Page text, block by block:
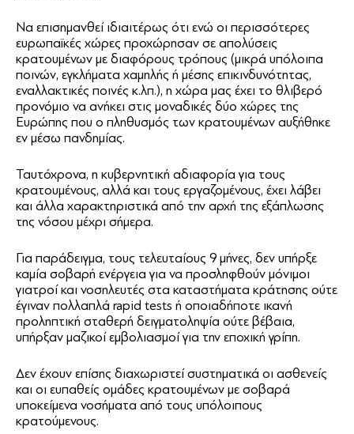
Να επισημανθεί ιδιαιτέρως ότι ενώ οι περισσότερες
ευρωπαϊκές χώρες προχώρησαν σε απολύσεις
κρατουμένων με διαφόρους τρόπους (μικρά υπόλοιπα
ποινών, εγκλήματα χαμηλής ή μέσης επικινδυνότητας,
εναλλακτικές ποινές κ.λπ.), η χώρα μας έχει το θλιβερό
προνόμιο να ανήκει στις μοναδικές δύο χώρες της
Ευρώπης που ο πληθυσμός των κρατουμένων αυξήθηκε
εν μέσω πανδημίας.
Ταυτόχρονα, η κυβερνητική αδιαφορία για τους
κρατουμένους, αλλά και τους εργαζομένους, έχει λάβει
και άλλα χαρακτηριστικά από την αρχή της εξάπλωσης
της νόσου μέχρι σήμερα.
Για παράδειγμα, τους τελευταίους 9 μήνες, δεν υπήρξε
καμία σοβαρή ενέργεια για να προσληφθούν μόνιμοι
γιατροί και νοσηλευτές στα καταστήματα κράτησης ούτε
έγιναν πολλαπλά rapid tests ή οποιαδήποτε ικανή
προληπτική σταθερή δειγματοληψία ούτε βέβαια,
υπήρξαν μαζικοί εμβολιασμοί για την εποχική γρίπη.
Δεν έχουν επίσης διαχωριστεί συστηματικά οι ασθενείς
και οι ευπαθείς ομάδες κρατουμένων με σοβαρά
υποκείμενα νοσήματα από τους υπόλοιπους
κρατούμενους.